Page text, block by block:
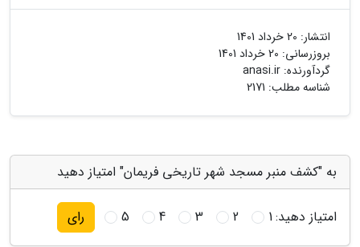
انتشار: 20 خرداد 1401
بروزرسانی: 20 خرداد 1401
گردآورنده: anasi.ir
شناسه مطلب: 2171
به "کشف منبر مسجد شهر تاریخی فریمان" امتیاز دهید
امتیاز دهید:1
2
3
4
5 رای